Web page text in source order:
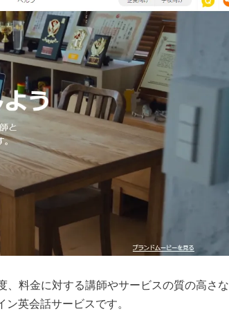
、料金に対する講師やサービスの質の高さな
ン英会話サービスです。